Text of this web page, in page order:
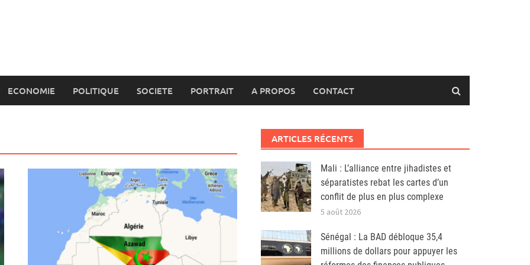
ECONOMIE POLITIQUE SOCIETE PORTRAIT A PROPOS CONTACT
ARTICLES RÉCENTS
Mali : L’alliance entre jihadistes et
séparatistes rebat les cartes d’un
conflit de plus en plus complexe
5 août 2026
Sénégal : La BAD débloque 35,4
millions de dollars pour appuyer les